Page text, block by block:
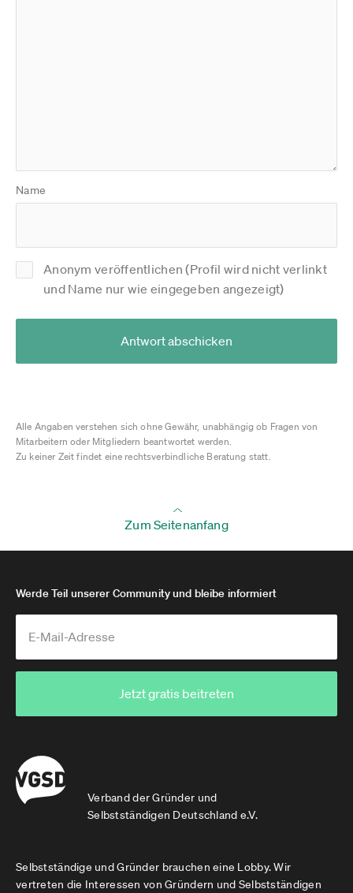
Name
Anonym veröffentlichen (Profil wird nicht verlinkt
und Name nur wie eingegeben angezeigt)
Antwort abschicken
Alle Angaben verstehen sich ohne Gewähr, unabhängig ob Fragen von
Mitarbeitern oder Mitgliedern beantwortet werden.
Zu keiner Zeit findet eine rechtsverbindliche Beratung statt.
Zum Seitenanfang
Verband der Gründer und
Selbstständigen Deutschland e.V.
Werde Teil unserer Community und bleibe informiert
Jetzt gratis beitreten
Selbstständige und Gründer brauchen eine Lobby. Wir
vertreten die Interessen von Gründern und Selbstständigen